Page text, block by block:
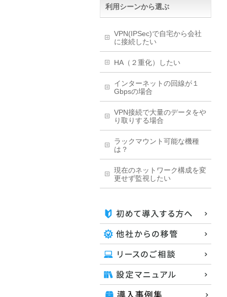
利用シーンから選ぶ
VPN(IPSec)で自宅から会社
に接続したい
HA（２重化）したい
インターネットの回線が１
Gbpsの場合
VPN接続で大量のデータをや
り取りする場合
ラックマウント可能な機種
は？
現在のネットワーク構成を変
更せず監視したい